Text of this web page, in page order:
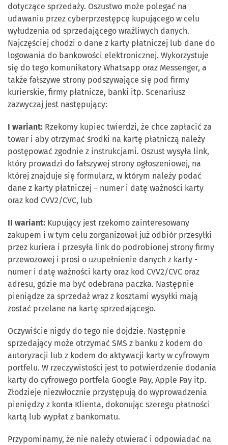
dotyczące sprzedaży. Oszustwo może polegać na
udawaniu przez cyberprzestępcę kupującego w celu
wyłudzenia od sprzedającego wrażliwych danych.
Najczęściej chodzi o dane z karty płatniczej lub dane do
logowania do bankowości elektronicznej. Wykorzystuje
się do tego komunikatory Whatsapp oraz Messenger, a
także fałszywe strony podszywające się pod firmy
kurierskie, firmy płatnicze, banki itp. Scenariusz
zazwyczaj jest następujący:
I wariant: Rzekomy kupiec twierdzi, że chce zapłacić za
towar i aby otrzymać środki na kartę płatniczą należy
postępować zgodnie z instrukcjami. Oszust wysyła link,
który prowadzi do fałszywej strony ogłoszeniowej, na
której znajduje się formularz, w którym należy podać
dane z karty płatniczej – numer i datę ważności karty
oraz kod CVV2/CVC, lub
II wariant: Kupujący jest rzekomo zainteresowany
zakupem i w tym celu zorganizował już odbiór przesyłki
przez kuriera i przesyła link do podrobionej strony firmy
przewozowej i prosi o uzupełnienie danych z karty -
numer i datę ważności karty oraz kod CVV2/CVC oraz
adresu, gdzie ma być odebrana paczka. Następnie
pieniądze za sprzedaż wraz z kosztami wysyłki mają
zostać przelane na kartę sprzedającego.
Oczywiście nigdy do tego nie dojdzie. Następnie
sprzedający może otrzymać SMS z banku z kodem do
autoryzacji lub z kodem do aktywacji karty w cyfrowym
portfelu. W rzeczywistości jest to potwierdzenie dodania
karty do cyfrowego portfela Google Pay, Apple Pay itp.
Złodzieje niezwłocznie przystępują do wyprowadzenia
pieniędzy z konta Klienta, dokonując szeregu płatności
kartą lub wypłat z bankomatu.
Przypominamy, że nie należy otwierać i odpowiadać na